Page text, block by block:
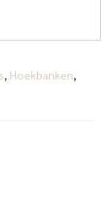
, Hoekbanken,